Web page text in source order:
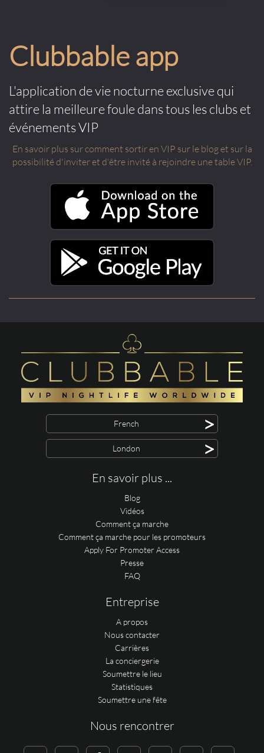
Clubbable app
L'application de vie nocturne exclusive qui
attire la meilleure foule dans tous les clubs et
événements VIP
En savoir plus sur comment sortir en VIP sur le blog et sur la
possibilité d'inviter et d'être invité à rejoindre une table VIP.
French >
London >
En savoir plus ...
Blog
Vidéos
Comment ça marche
Comment ça marche pour les promoteurs
Apply For Promoter Access
Presse
FAQ
Entreprise
A propos
Nous contacter
Carrières
La conciergerie
Soumettre le lieu
Statistiques
Soumettre une fête
Nous rencontrer